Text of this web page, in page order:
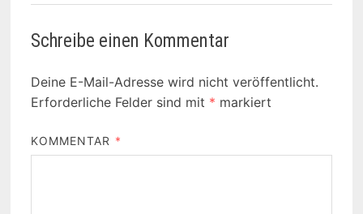
Schreibe einen Kommentar
Deine E-Mail-Adresse wird nicht veröffentlicht.
Erforderliche Felder sind mit * markiert
KOMMENTAR *